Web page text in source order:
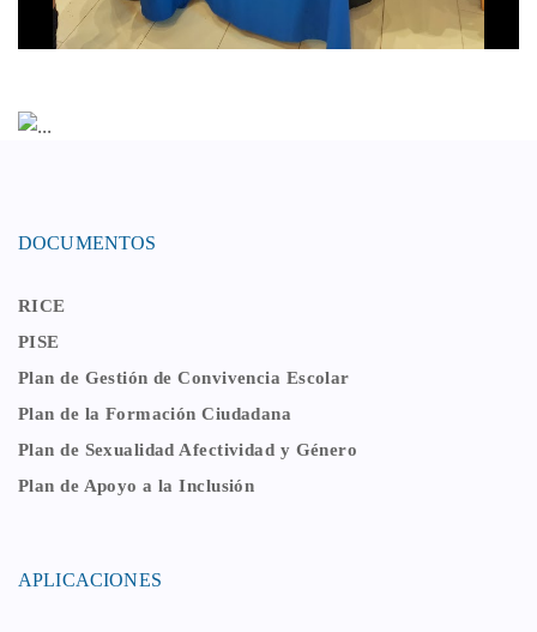
DOCUMENTOS
RICE
PISE
Plan de Gestión de Convivencia Escolar
Plan de la Formación Ciudadana
Plan de Sexualidad Afectividad y Género
Plan de Apoyo a la Inclusión
APLICACIONES